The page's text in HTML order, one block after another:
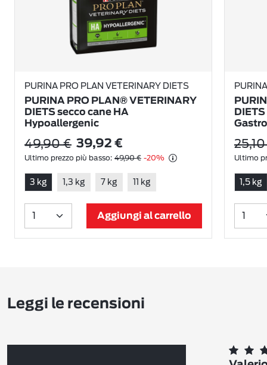
PURINA PRO PLAN VETERINARY DIETS
PURINA PRO PLAN® VETERINARY
DIETS secco cane HA
Hypoallergenic
49,90 € 39,92 €
Ultimo prezzo più basso: 49,90 € -20%
3 kg 1,3 kg 7 kg 11 kg
Aggiungi al carrello
Ultimo
1,5 kg
Leggi le recensioni